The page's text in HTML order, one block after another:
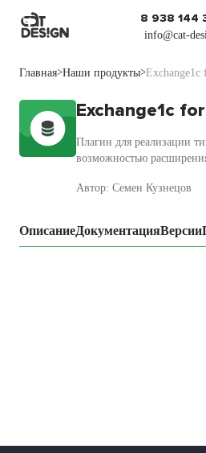
8 938 144
info@cat-
Главная>Наши продукты>Exchange1c
Exchange1c
Плагин для реализации
возможностью
Автор: Семен Кузнецов
ОписаниеДокументацияВерсии